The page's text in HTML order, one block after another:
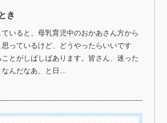
き
いると、母乳育児中のおかあさん方から
思っているけど、どうやったらいいです
とがしばしばあります。皆さん、迷った
なんだなあ、と日…